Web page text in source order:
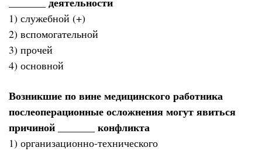
1) служебной (+)
2) вспомогательной
3) прочей
4) основной
Возникшие по вине медицинского работника
послеоперационные осложнения могут явиться
причиной _______ конфликта
1) организационно-технического